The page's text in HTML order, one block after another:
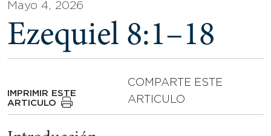
Mayo 4, 2026
Ezequiel 8:1–18
IMPRIMIR ESTE
ARTICULO
COMPARTE ESTE
ARTICULO